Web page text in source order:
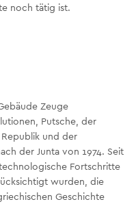
noch tätig ist.
Zeuge
Putsche, der
und der
der Junta von 1974. Seit
Fortschritte
wurden, die
Geschichte